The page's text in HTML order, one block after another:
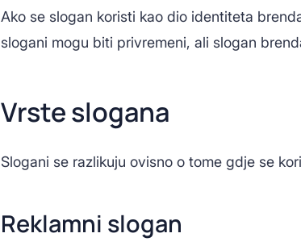
Ako se slogan koristi kao dio identiteta
slogani mogu biti privremeni, ali slogan
Vrste slogana
Slogani se razlikuju ovisno o tome gdje se
Reklamni slogan